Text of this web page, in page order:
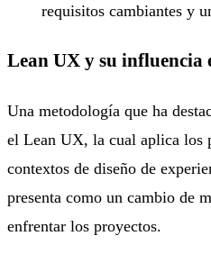
requisitos cambiantes y
Lean UX y su influencia
Una metodología que ha
el Lean UX, la cual aplica los
contextos de diseño de
presenta como un cambio de
enfrentar los proyectos.